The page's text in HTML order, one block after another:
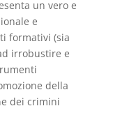
un vero e
e
formativi (sia
irrobustire e
della
dei crimini